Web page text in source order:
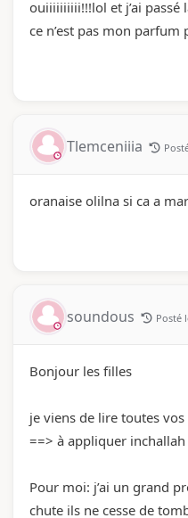
ouiiiiiiiiii!!!lol et j’ai passé
ce n’est pas mon parfum
Tlemceniiia
oranaise olilna si ca a
soundous Posté
Bonjour les filles
je viens de lire toutes
==> à appliquer inchallah
Pour moi: j’ai un grand
chute ils ne cesse de